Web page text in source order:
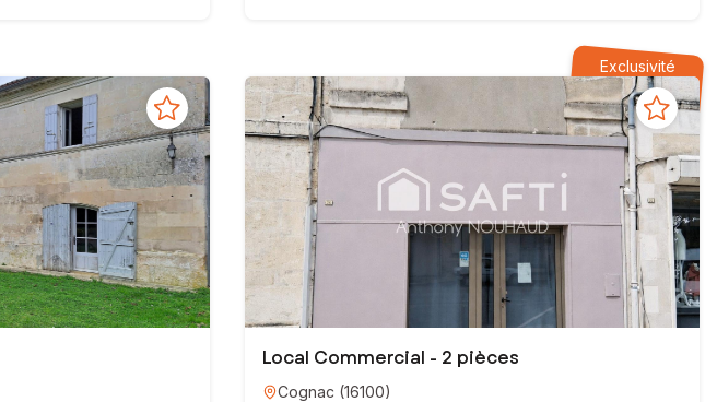
Exclusivité
Local Commercial - 2 pièces
Cognac (16100)